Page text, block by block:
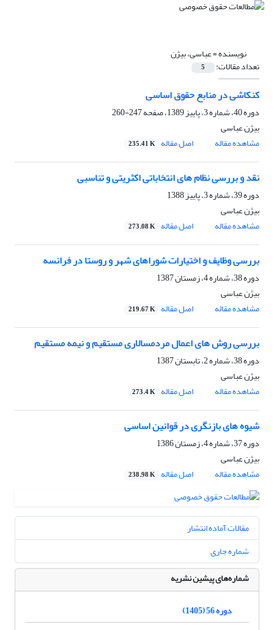
نویسنده =عباسی، بیژن
تعداد مقالات: 5
کنکاشی در منابع حقوق اساسی
دوره 40، شماره 3، پاییز 1389، صفحه
247-260
بیژن عباسی
مشاهده مقاله
اصل مقاله 235.41 K
نقد و بررسی نظام های انتخاباتی اکثریتی و تناسبی
دوره 39، شماره 3، پاییز 1388
بیژن عباسی
مشاهده مقاله
اصل مقاله 273.08 K
بررسی وظایف و اختیارات شوراهای شهر و روستا در فرانسه
دوره 38، شماره 4، زمستان 1387
بیژن عباسی
مشاهده مقاله
اصل مقاله 219.67 K
بررسی روش های اعمال مردمسالاری مستقیم و نیمه مستقیم
دوره 38، شماره 2، تابستان 1387
بیژن عباسی
مشاهده مقاله
اصل مقاله 273.4 K
شیوه های بازنگری در قوانین اساسی
دوره 37، شماره 4، زمستان 1386
بیژن عباسی
مشاهده مقاله
اصل مقاله 238.98 K
مقالات آماده انتشار
شماره جاری
شماره‌های پیشین نشریه
دوره 56 (1405)